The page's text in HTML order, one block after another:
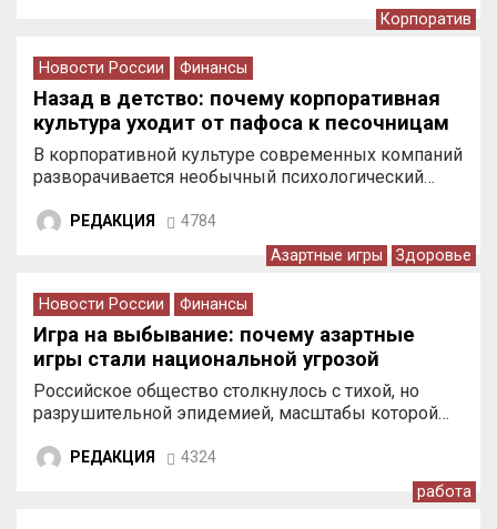
Корпоратив
Новости России Финансы
Назад в детство: почему корпоративная
культура уходит от пафоса к песочницам
В корпоративной культуре современных компаний
разворачивается необычный психологический…
РЕДАКЦИЯ 4784
Азартные игры Здоровье
Новости России Финансы
Игра на выбывание: почему азартные
игры стали национальной угрозой
Российское общество столкнулось с тихой, но
разрушительной эпидемией, масштабы которой…
РЕДАКЦИЯ 4324
работа